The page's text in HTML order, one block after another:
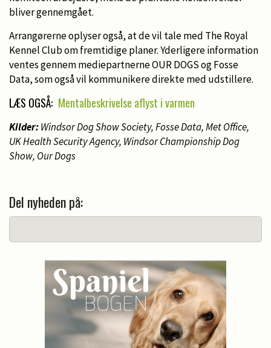
bliver gennemgået.
Arrangørerne oplyser også, at de vil tale med The Royal
Kennel Club om fremtidige planer. Yderligere information
ventes gennem mediepartnerne OUR DOGS og Fosse
Data, som også vil kommunikere direkte med udstillere.
LÆS OGSÅ: Mentalbeskrivelse aflyst i varmen
Kilder:Windsor Dog Show Society, Fosse Data, Met Office,
UK Health Security Agency, Windsor Championship Dog
Show, Our Dogs
Del nyheden på: